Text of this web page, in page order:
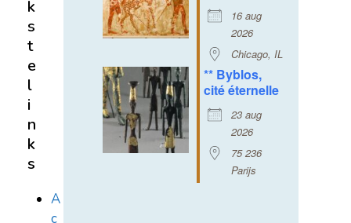
16 aug
2026
Chicago, IL
** Byblos,
cité éternelle
23 aug
2026
75 236
Parijs
k
s
t
e
l
i
n
k
s
A
c